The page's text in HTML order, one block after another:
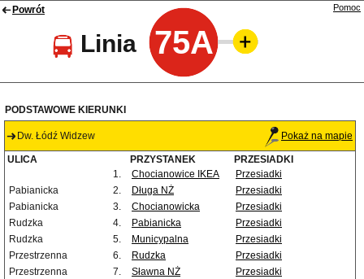
Powrót
Linia 75A
Pomoc
PODSTAWOWE KIERUNKI
Dw. Łódź Widzew Pokaż na mapie
ULICA PRZYSTANEK
PRZESIADKI
1.
Chocianowice IKEA
Przesiadki
Pabianicka
2. Długa NŻ
Przesiadki
Pabianicka
3. Chocianowicka
Przesiadki
Rudzka
4. Pabianicka
Przesiadki
Rudzka
5. Municypalna
Przesiadki
Przestrzenna
6. Rudzka
Przesiadki
Przestrzenna
7. Sławna NŻ
Przesiadki